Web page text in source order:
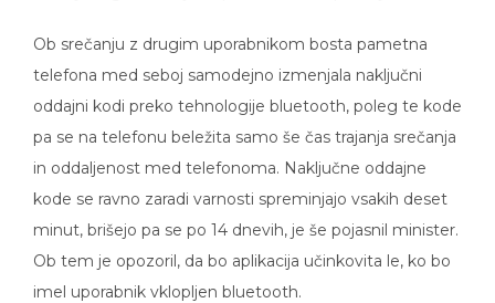
telefona med seboj samodejno izmenjala naključni
oddajni kodi preko tehnologije bluetooth, poleg te kode
pa se na telefonu beležita samo še čas trajanja srečanja
in oddaljenost med telefonoma. Naključne oddajne
kode se ravno zaradi varnosti spreminjajo vsakih deset
minut, brišejo pa se po 14 dnevih, je še pojasnil minister.
Ob tem je opozoril, da bo aplikacija učinkovita le, ko bo
imel uporabnik vklopljen bluetooth.